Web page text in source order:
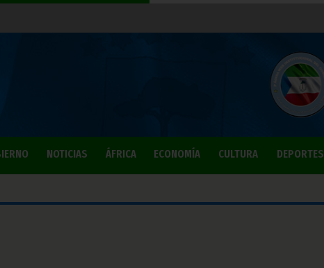
NOTICIAS ÁFRICA ECONOMÍA CULTURA DEPORTES